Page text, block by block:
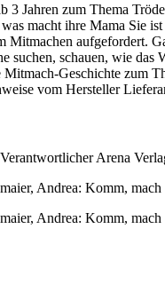
3 Jahren zum Thema
macht ihre Mama Sie
Mitmachen aufgefordert.
suchen, schauen, wie
Geschichte zum
vom Hersteller
Arena